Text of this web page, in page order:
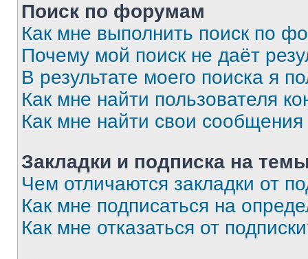
Поиск по форумам
Как мне выполнить поиск по
Почему мой поиск не даёт
В результате моего поиска я
Как мне найти пользователя
Как мне найти свои
Закладки и подписка на
Чем отличаются закладки от
Как мне подписаться на
Как мне отказаться от